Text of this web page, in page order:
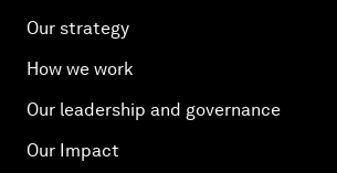
Our strategy
How we work
Our leadership and governance
Our Impact